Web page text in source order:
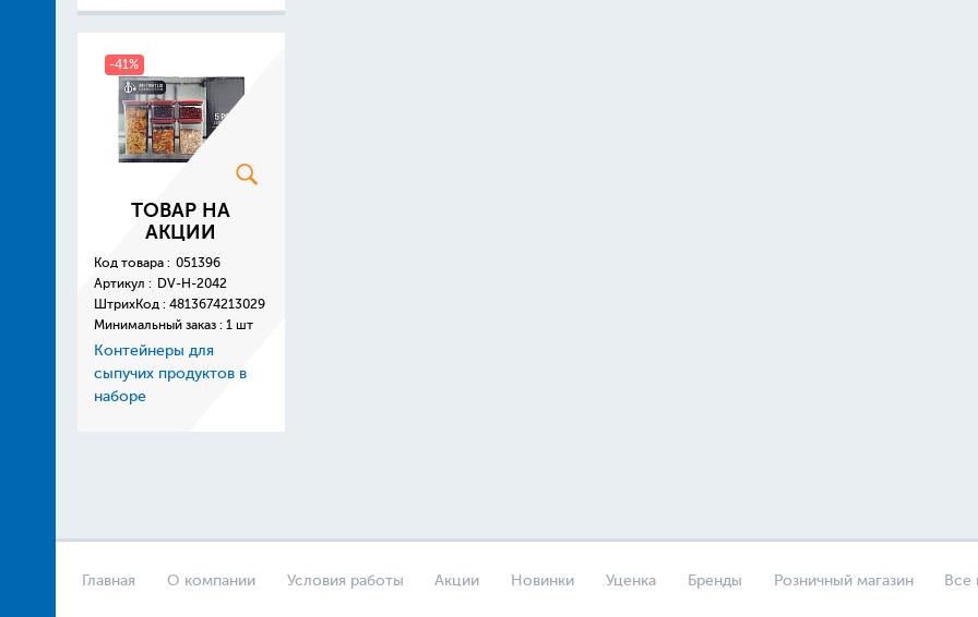
-41%
ТОВАР НА
АКЦИИ
Код товара : 051396
Артикул : DV-H-2042
ШтрихКод : 4813674213029
Минимальный заказ : 1 шт
Контейнеры для
сыпучих продуктов в
наборе
Главная О компании Условия работы Акции Новинки Уценка Бренды Розничный магазин Все